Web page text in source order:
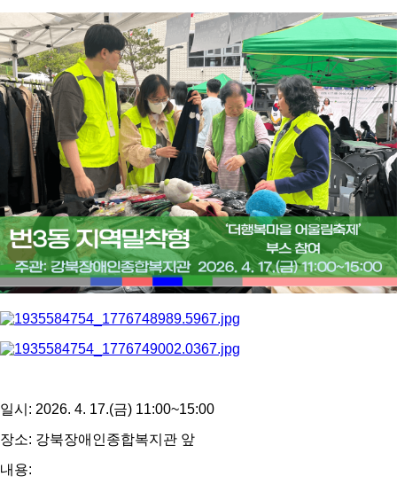
일시: 2026. 4. 17.(금) 11:00~15:00
장소: 강북장애인종합복지관 앞
내용: